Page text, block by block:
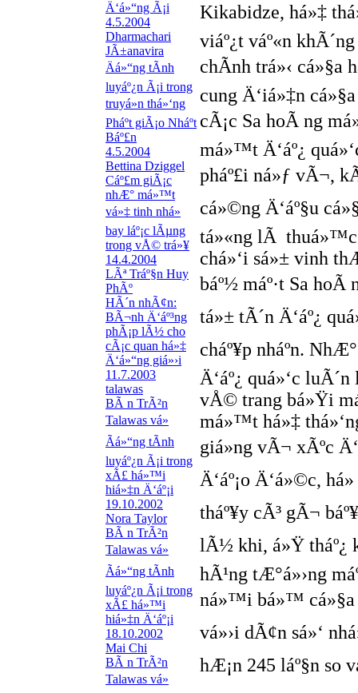
Ä‘á»“ng Ã¡i
4.5.2004
Dharmachari
JÃ±anavira
Äá»“ng tÃ­nh
luyáº¿n Ã¡i trong
truyá»n thá»‘ng
Pháº­t giÃ¡o Nháº­t
Báº£n
4.5.2004
Bettina Dziggel
Cáº£m giÃ¡c
nhÆ° má»™t
vá»‡ tinh nhá»
bay láº¡c lÃµng
trong vÅ© trá»¥
14.4.2004
LÃª Tráº§n Huy
PhÃº
HÃ´n nhÃ¢n:
BÃ¬nh Ä‘áº³ng
phÃ¡p lÃ½ cho
cÃ¡c quan há»‡
Ä‘á»“ng giá»›i
11.7.2003
talawas
BÃ n TrÃ²n
Talawas vá»
Ãá»“ng tÃ­nh
luyáº¿n Ã¡i trong
xÃ£ há»™i
hiá»‡n Ä‘áº¡i
19.10.2002
Nora Taylor
BÃ n TrÃ²n
Talawas vá»
Ãá»“ng tÃ­nh
luyáº¿n Ã¡i trong
xÃ£ há»™i
hiá»‡n Ä‘áº¡i
18.10.2002
Mai Chi
BÃ n TrÃ²n
Talawas vá»
Kikabidze, há»‡
viáº¿t váº«n
chÃ­nh trá»‹ cá»§a
cung Ä‘iá»‡n
cÃ¡c Sa hoÃ ng
má»™t Ä‘áº¿
pháº£i ná»ƒ vÃ¬,
cá»©ng Ä‘áº§u
tá»«ng lÃ thuá»™c
chá»‘i sá»± vinh
báº½ máº·t Sa hoÃ
tá»± tÃ´n Ä‘áº¿
cháº¥p nháº­n.
Ä‘áº¿ quá»‘c
vÅ© trang bá»Ÿi
má»™t há»‡
giá»ng vÃ¬ xÃºc
Ä‘áº¡o Ä‘á»©c,
tháº¥y cÃ³ gÃ¬
lÃ½ khi, á»Ÿ tháº¿
hÃ¹ng tÆ°á»›ng
ná»™i bá»™ cá»§a
vá»›i dÃ¢n sá»‘
hÆ¡n 245 láº§n so